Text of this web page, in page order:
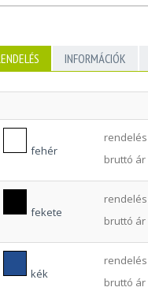
INFORMÁCIÓK
fehér
bruttó ár
fekete
bruttó ár
kék
bruttó ár